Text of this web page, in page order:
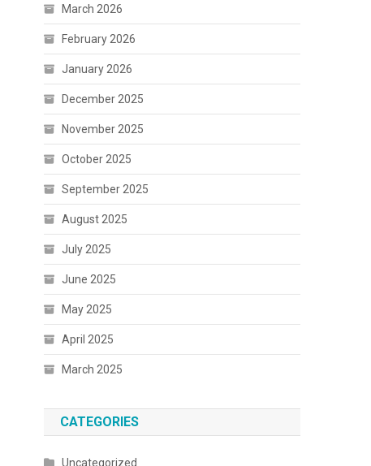
March 2026
February 2026
January 2026
December 2025
November 2025
October 2025
September 2025
August 2025
July 2025
June 2025
May 2025
April 2025
March 2025
CATEGORIES
Uncategorized